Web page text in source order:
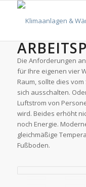
Die Anforderungen
für Ihre eigenen vier
Raum, sollte dies
sich ausschalten.
Luftstrom von
wird. Beides erhöht
noch Energie.
gleichmäßige
Fußboden.